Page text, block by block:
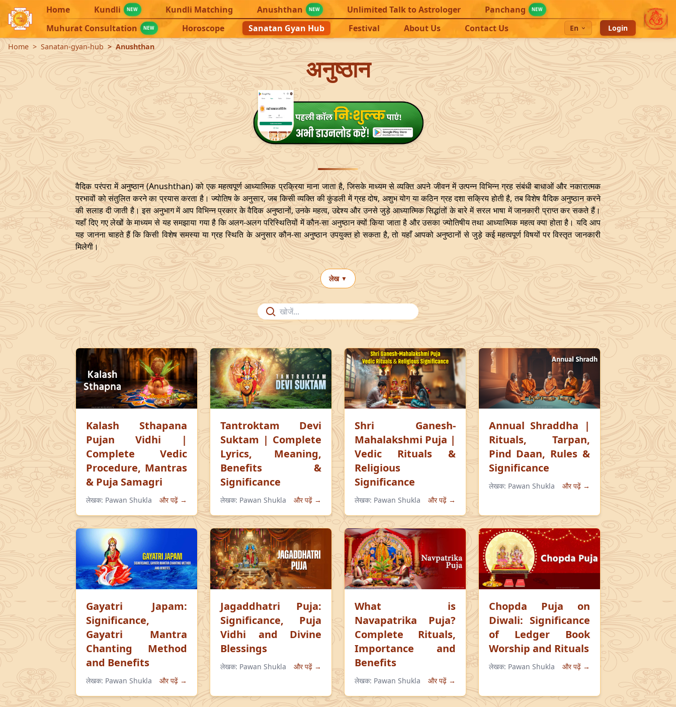
Home Kundli NEW Kundli Matching Anushthan NEW Unlimited Talk to Astrologer Panchang NEW
Muhurat Consultation NEW Horoscope Sanatan Gyan Hub Festival About Us Contact Us En
Login
Home
Sanatan-gyan-hub Anushthan
अनुष्ठान
वैदिक परंपरा में अनुष्ठान (Anushthan) को एक महत्वपूर्ण आध्यात्मिक प्रक्रिया माना जाता है, जिसके माध्यम से व्यक्ति अपने जीवन में उत्पन्न विभिन्न ग्रह संबंधी बाधाओं और नकारात्मक
प्रभावों को संतुलित करने का प्रयास करता है। ज्योतिष के अनुसार, जब किसी व्यक्ति की कुंडली में ग्रह दोष, अशुभ योग या कठिन ग्रह दशा सक्रिय होती है, तब विशेष वैदिक अनुष्ठान करने
की सलाह दी जाती है। इस अनुभाग में आप विभिन्न प्रकार के वैदिक अनुष्ठानों, उनके महत्व, उद्देश्य और उनसे जुड़े आध्यात्मिक सिद्धांतों के बारे में सरल भाषा में जानकारी प्राप्त कर सकते हैं।
यहाँ दिए गए लेखों के माध्यम से यह समझाया गया है कि अलग-अलग परिस्थितियों में कौन-सा अनुष्ठान क्यों किया जाता है और उसका ज्योतिषीय तथा आध्यात्मिक महत्व क्या होता है। यदि आप
यह जानना चाहते हैं कि किसी विशेष समस्या या ग्रह स्थिति के अनुसार कौन-सा अनुष्ठान उपयुक्त हो सकता है, तो यहाँ आपको अनुष्ठानों से जुड़े कई महत्वपूर्ण विषयों पर विस्तृत जानकारी
मिलेगी।
लेख ▼
Kalash Sthapana
Pujan Vidhi |
Complete Vedic
Procedure, Mantras
& Puja Samagri
लेखक: Pawan Shukla और पढ़ें →
Tantroktam Devi
Suktam | Complete
Lyrics, Meaning,
Benefits &
Significance
लेखक: Pawan Shukla और पढ़ें →
Shri Ganesh-
Mahalakshmi Puja |
Vedic Rituals &
Religious
Significance
लेखक: Pawan Shukla और पढ़ें →
Annual Shraddha |
Rituals, Tarpan,
Pind Daan, Rules &
Significance
लेखक: Pawan Shukla और पढ़ें →
Gayatri Japam:
Significance,
Gayatri Mantra
Chanting Method
and Benefits
लेखक: Pawan Shukla और पढ़ें →
Jagaddhatri Puja:
Significance, Puja
Vidhi and Divine
Blessings
लेखक: Pawan Shukla और पढ़ें →
What is
Navapatrika Puja?
Complete Rituals,
Importance and
Benefits
लेखक: Pawan Shukla और पढ़ें →
Chopda Puja on
Diwali: Significance
of Ledger Book
Worship and Rituals
लेखक: Pawan Shukla और पढ़ें →